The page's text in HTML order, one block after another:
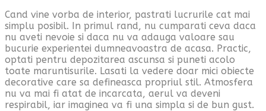
Cand vine vorba de interior, pastrati lucrurile cat mai
simplu posibil. In primul rand, nu cumparati ceva daca
nu aveti nevoie si daca nu va adauga valoare sau
bucurie experientei dumneavoastra de acasa. Practic,
optati pentru depozitarea ascunsa si puneti acolo
toate maruntisurile. Lasati la vedere doar mici obiecte
decorative care sa defineasca propriul stil. Atmosfera
nu va mai fi atat de incarcata, aerul va deveni
respirabil, iar imaginea va fi una simpla si de bun gust.